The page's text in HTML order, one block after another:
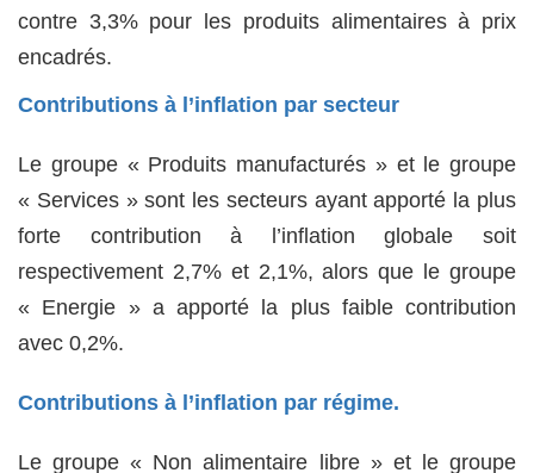
contre 3,3% pour les produits alimentaires à prix
encadrés.
Contributions à l’inflation par secteur
Le groupe « Produits manufacturés » et le groupe
« Services » sont les secteurs ayant apporté la plus
forte contribution à l’inflation globale soit
respectivement 2,7% et 2,1%, alors que le groupe
« Energie » a apporté la plus faible contribution
avec 0,2%.
Contributions à l’inflation par régime.
Le groupe « Non alimentaire libre » et le groupe